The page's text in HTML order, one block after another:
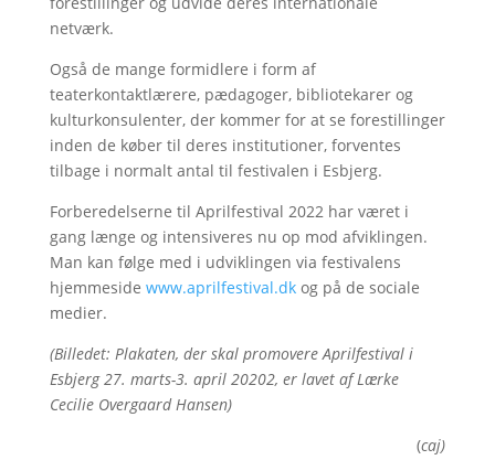
netværk.
Også de mange formidlere i form af
teaterkontaktlærere, pædagoger, bibliotekarer og
kulturkonsulenter, der kommer for at se forestillinger
inden de køber til deres institutioner, forventes
tilbage i normalt antal til festivalen i Esbjerg.
Forberedelserne til Aprilfestival 2022 har været i
gang længe og intensiveres nu op mod afviklingen.
Man kan følge med i udviklingen via festivalens
hjemmeside www.aprilfestival.dkog på de sociale
medier.
(Billedet: Plakaten, der skal promovere Aprilfestival i
Esbjerg 27. marts-3. april 20202, er lavet af Lærke
Cecilie Overgaard Hansen)
(caj)